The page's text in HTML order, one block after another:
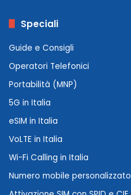
Speciali
Guide e Consigli
Operatori Telefonici
Portabilità (MNP)
5G in Italia
eSIM in Italia
VoLTE in Italia
Wi-Fi Calling in Italia
Numero mobile personalizzato